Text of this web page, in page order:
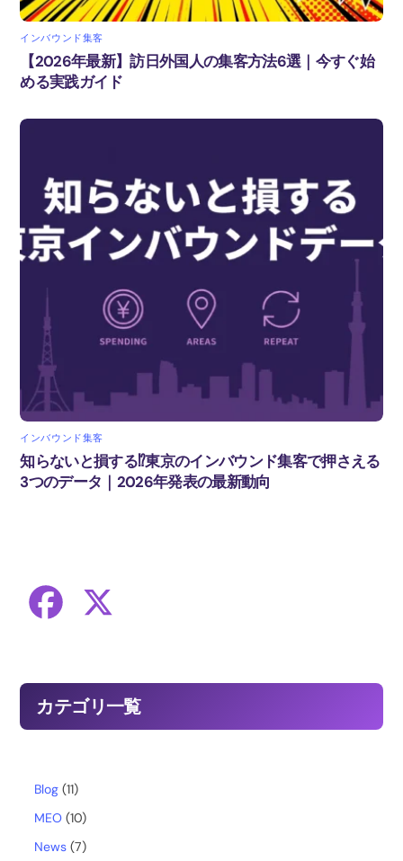
インバウンド集客
【2026年最新】訪日外国人の集客方法6選｜今すぐ始
める実践ガイド
インバウンド集客
知らないと損する⁉東京のインバウンド集客で押さえる
3つのデータ｜2026年発表の最新動向
b
o
カテゴリ一覧
Blog (11)
MEO (10)
News (7)